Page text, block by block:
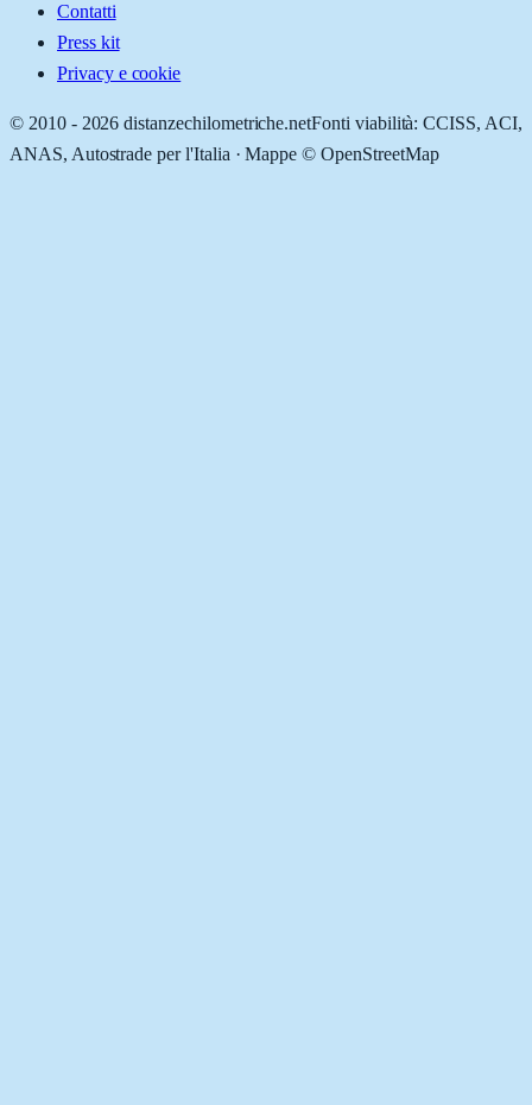
Contatti
Press kit
Privacy e cookie
© 2010 - 2026 distanzechilometriche.netFonti viabilità: CCISS, ACI,
ANAS, Autostrade per l'Italia · Mappe © OpenStreetMap